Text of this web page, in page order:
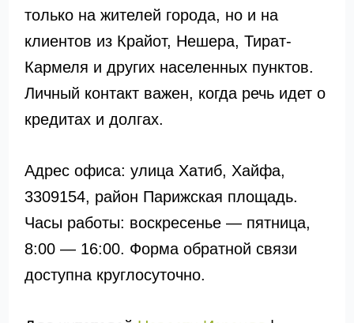
только на жителей города, но и на
клиентов из Крайот, Нешера, Тират-
Кармеля и других населенных пунктов.
Личный контакт важен, когда речь идет о
кредитах и долгах.
Адрес офиса: улица Хатиб, Хайфа,
3309154, район Парижская площадь.
Часы работы: воскресенье — пятница,
8:00 — 16:00. Форма обратной связи
доступна круглосуточно.